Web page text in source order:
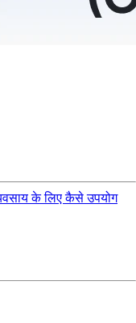
के लिए कैसे उपयोग